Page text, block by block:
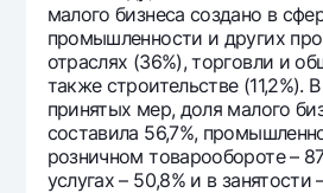
малого бизнеса создано в
промышленности и других
отраслях (36%), торговли и
также строительстве (11,2%).
принятых мер, доля малого
составила 56,7%,
розничном товарообороте –
услугах – 50,8% и в занятости